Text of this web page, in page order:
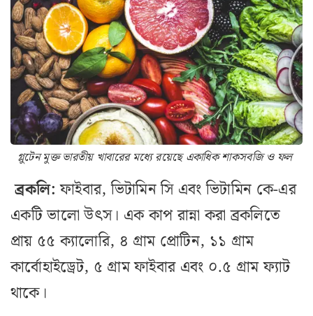
গ্লুটেন মুক্ত ভারতীয় খাবারের মধ্যে রয়েছে একাধিক শাকসবজি ও ফল
ব্রকলি:ফাইবার, ভিটামিন সি এবং ভিটামিন কে-এর
একটি ভালো উৎস। এক কাপ রান্না করা ব্রকলিতে
প্রায় ৫৫ ক্যালোরি, ৪ গ্রাম প্রোটিন, ১১ গ্রাম
কার্বোহাইড্রেট, ৫ গ্রাম ফাইবার এবং ০.৫ গ্রাম ফ্যাট
থাকে।